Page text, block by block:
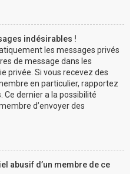
indésirables !
les messages privés
de message dans les
privée. Si vous recevez des
en particulier, rapportez
dernier a la possibilité
d’envoyer des
abusif d’un membre de ce